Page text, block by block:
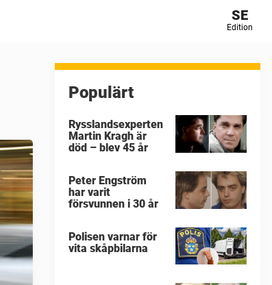
SE
Edition
Populärt
Rysslandsexperten
Martin Kragh är
död – blev 45 år
Peter Engström
har varit
försvunnen i 30 år
Polisen varnar för
vita skåpbilarna